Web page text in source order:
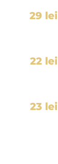
29 lei
22 lei
23 lei